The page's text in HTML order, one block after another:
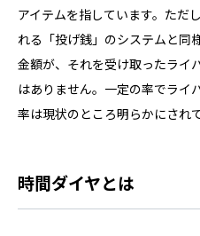
アイテムを指しています。ただ
れる「投げ銭」のシステムと同
金額が、それを受け取ったライ
はありません。一定の率でライ
率は現状のところ明らかにされ
時間ダイヤとは